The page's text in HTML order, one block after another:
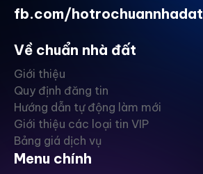
fb.com/hotrochuannhadat
Về chuẩn nhà đất
Giới thiệu
Quy định đăng tin
Hướng dẫn tự động làm mới
Giới thiệu các loại tin VIP
Bảng giá dịch vụ
Menu chính